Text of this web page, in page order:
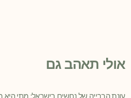
אולי תאהב גם